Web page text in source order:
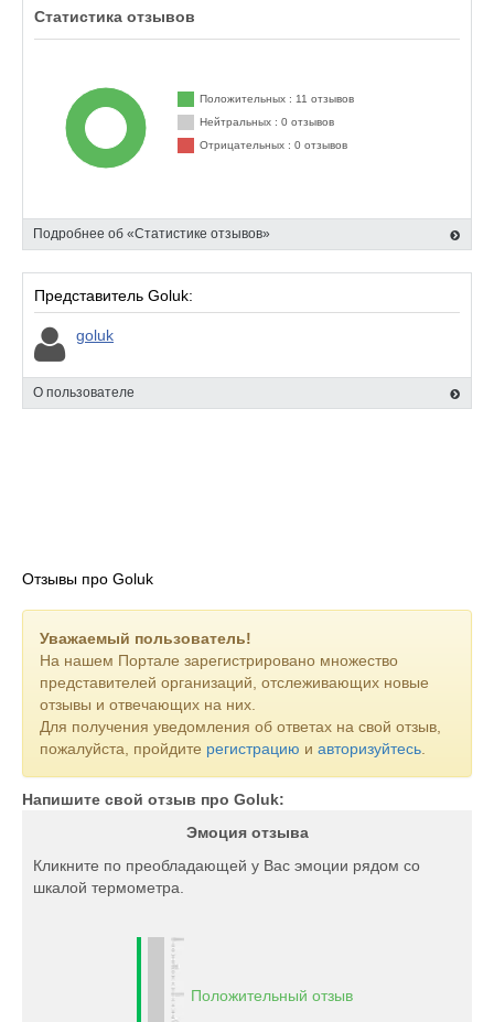
меры по улучшению качества предоставляемых услуг.
Goluk находится по адресу Москва Дмитровское шоссе 157,
впечатлением от посещения данного заведения с будущими
посетителями.
Статистика отзывов
Положительных : 11 отзывов
Нейтральных : 0 отзывов
Отрицательных : 0 отзывов
Подробнее об «Статистике отзывов»
Представитель Goluk:
goluk
О пользователе
Отзывы про Goluk
Уважаемый пользователь!
На нашем Портале зарегистрировано множество
представителей организаций, отслеживающих новые
отзывы и отвечающих на них.
Для получения уведомления об ответах на свой отзыв,
пожалуйста, пройдите регистрацию и авторизуйтесь
Напишите свой отзыв про Goluk:
Эмоция отзыва
Кликните по преобладающей у Вас эмоции рядом со
шкалой термометра.
Положительный отзыв